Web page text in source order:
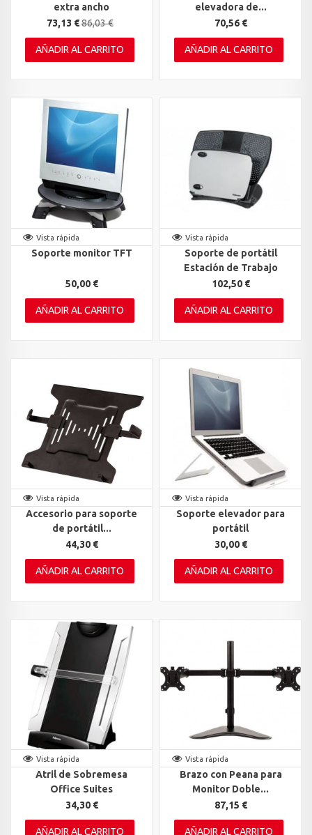
extra ancho
73,13 €86,03 €
AÑADIR AL CARRITO
elevadora de...
70,56 €
AÑADIR AL CARRITO
Vista rápida
Soporte monitor TFT
50,00 €
AÑADIR AL CARRITO
Vista rápida
Soporte de portátil
Estación de Trabajo
102,50 €
AÑADIR AL CARRITO
Vista rápida
Accesorio para soporte
de portátil...
44,30 €
AÑADIR AL CARRITO
Vista rápida
Soporte elevador para
portátil
30,00 €
AÑADIR AL CARRITO
Vista rápida
Atril de Sobremesa
Office Suites
34,30 €
AÑADIR AL CARRITO
Vista rápida
Brazo con Peana para
Monitor Doble...
87,15 €
AÑADIR AL CARRITO